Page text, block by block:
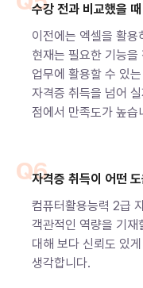
수강 전과 비교했을
이전에는 엑셀을 활
현재는 필요한 기능
업무에 활용할 수 있
자격증 취득을 넘어
점에서 만족도가 높습
Q6자격증 취득이 어떤
컴퓨터활용능력 2급
객관적인 역량을 기
대해 보다 신뢰도 있
생각합니다.